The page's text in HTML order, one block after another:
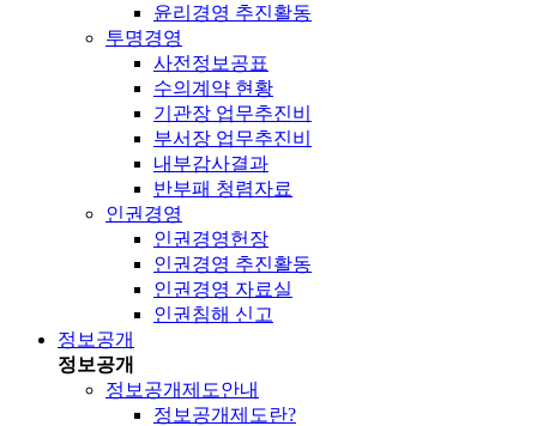
윤리경영 추진활동
투명경영
사전정보공표
수의계약 현황
기관장 업무추진비
부서장 업무추진비
내부감사결과
반부패 청렴자료
인권경영
인권경영헌장
인권경영 추진활동
인권경영 자료실
인권침해 신고
정보공개
정보공개
정보공개제도안내
정보공개제도란?